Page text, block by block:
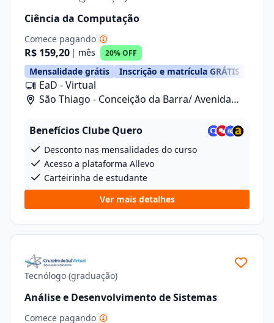
Ciência da Computação
Comece pagando
R$ 159,20 | mês 20% OFF
Mensalidade grátis Inscrição e matrícula GRÁTIS
EaD - Virtual
São Thiago - Conceição da Barra/ Avenida
Benefícios Clube Quero
Desconto nas mensalidades do curso
Acesso a plataforma Allevo
Carteirinha de estudante
Ver mais detalhes
Tecnólogo (graduação)
Análise e Desenvolvimento de Sistemas
Comece pagando